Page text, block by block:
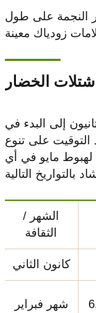
النجمة على طول
الخضار
إلى البدء في
التوقيت على تنوع
لهبوط مايو في أي
الشهر /
الثقافة
كانون الثاني
شهر فبراير